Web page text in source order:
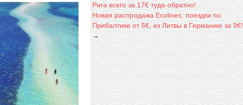
Рига всего за 17€ туда-обратно!
Новая распродажа Ecolines: поездки по
Прибалтике от 5€, из Литвы в Германию за 9€!
→